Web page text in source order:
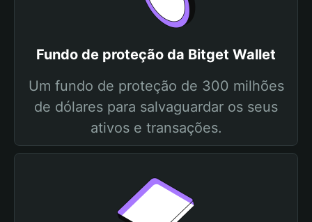
Fundo de proteção da Bitget Wallet
Um fundo de proteção de 300 milhões
de dólares para salvaguardar os seus
ativos e transações.